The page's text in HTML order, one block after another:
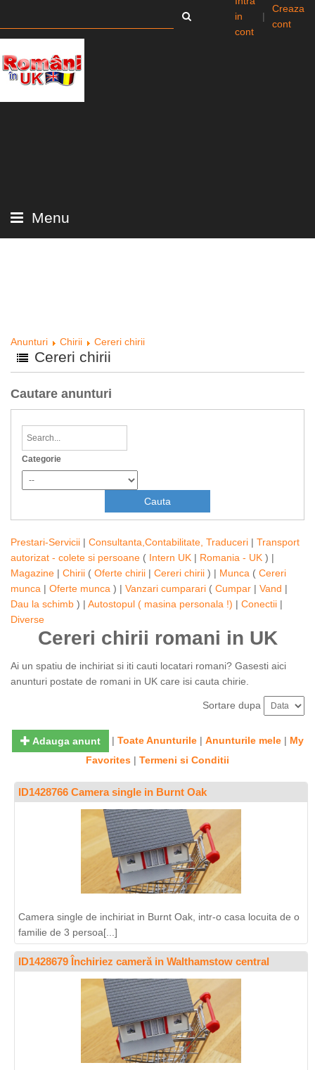
in
cont
|
Creaza
cont
Menu
Anunturi Chirii Cereri chirii
Cereri chirii
Cautare anunturi
Categorie
Prestari-Servicii | Consultanta,Contabilitate, Traduceri | Transport
autorizat - colete si persoane ( Intern UK | Romania - UK ) |
Magazine | Chirii ( Oferte chirii | Cereri chirii ) | Munca ( Cereri
munca | Oferte munca ) | Vanzari cumparari ( Cumpar | Vand |
Dau la schimb ) | Autostopul ( masina personala !) | Conectii |
Diverse
Cereri chirii romani in UK
Ai un spatiu de inchiriat si iti cauti locatari romani? Gasesti aici
anunturi postate de romani in UK care isi cauta chirie.
Sortare dupa
Adauga anunt | Toate Anunturile| Anunturile mele| My
Favorites | Termeni si Conditii
ID1428766 Camera single in Burnt Oak
Camera single de inchiriat in Burnt Oak, intr-o casa locuita de o
familie de 3 persoa[...]
ID1428679 Închiriez cameră in Walthamstow central